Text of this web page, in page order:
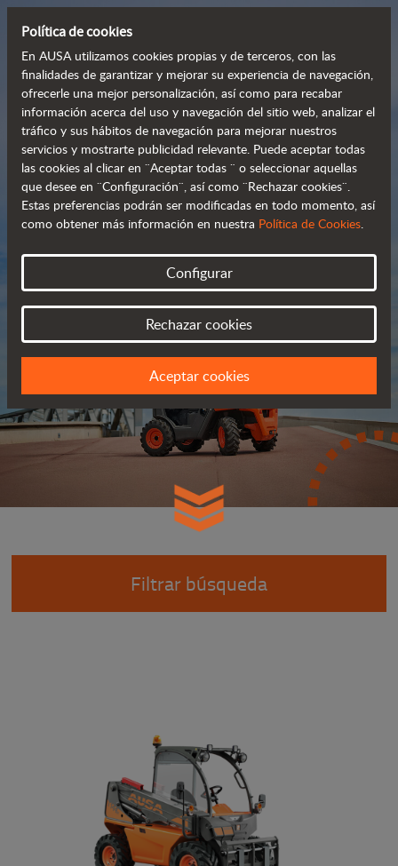
Manipuladores
telescópicos
compactos y versátiles
Catálogo
Filtrar búsqueda
Política de cookies
En AUSA utilizamos cookies propias y de terceros, con las
finalidades de garantizar y mejorar su experiencia de navegación,
ofrecerle una mejor personalización, así como para recabar
información acerca del uso y navegación del sitio web, analizar el
tráfico y sus hábitos de navegación para mejorar nuestros
servicios y mostrarte publicidad relevante. Puede aceptar todas
las cookies al clicar en ¨Aceptar todas ¨ o seleccionar aquellas
que desee en ¨Configuración¨, así como ¨Rechazar cookies¨.
Estas preferencias podrán ser modificadas en todo momento, así
como obtener más información en nuestra Política de Cookies.
Configurar
Rechazar cookies
Aceptar cookies